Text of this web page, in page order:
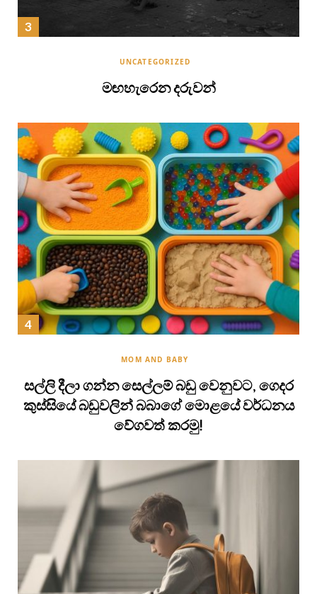
UNCATEGORIZED
මඟහැරෙන දරුවන්
MOM AND BABY
සල්ලි දීලා ගන්න සෙල්ලම් බඩු වෙනුවට, ගෙදර
කුස්සියේ බඩුවලින් බබාගේ මොළයේ වර්ධනය
වේගවත් කරමු!